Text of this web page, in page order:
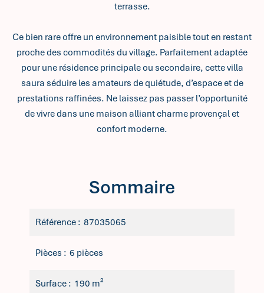
terrasse.
Ce bien rare offre un environnement paisible tout en restant
proche des commodités du village. Parfaitement adaptée
pour une résidence principale ou secondaire, cette villa
saura séduire les amateurs de quiétude, d’espace et de
prestations raffinées. Ne laissez pas passer l’opportunité
de vivre dans une maison alliant charme provençal et
confort moderne.
Sommaire
Référence 87035065
Pièces 6 pièces
Surface 190 m²